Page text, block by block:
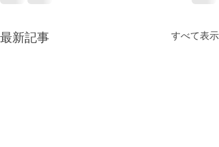
最新記事 すべて表示